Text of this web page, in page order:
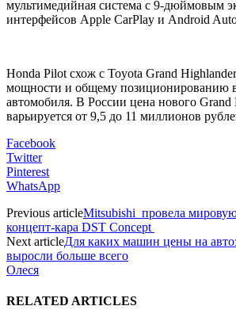
мультимедийная система с 9-дюймовым
интерфейсов Apple CarPlay и Android
Honda Pilot схож с Toyota Grand
мощности и общему позиционированию в
автомобиля. В России цена нового Grand
варьируется от 9,5 до 11 миллионов
Facebook
Twitter
Pinterest
WhatsApp
Previous articleMitsubishi провела
концепт-кара DST Concept
Next articleДля каких машин цены на
выросли больше всего
Олеся
RELATED ARTICLES